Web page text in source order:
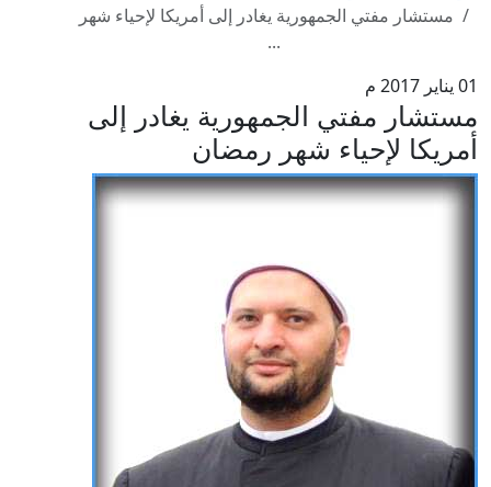
مستشار مفتي الجمهورية يغادر إلى أمريكا لإحياء شهر
...
01 يناير 2017 م
مستشار مفتي الجمهورية يغادر إلى
أمريكا لإحياء شهر رمضان